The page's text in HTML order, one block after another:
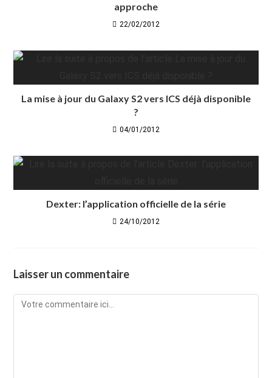
approche
22/02/2012
La mise à jour du Galaxy S2 vers ICS déjà disponible
?
04/01/2012
Dexter: l’application officielle de la série
24/10/2012
Laisser un commentaire
Comment